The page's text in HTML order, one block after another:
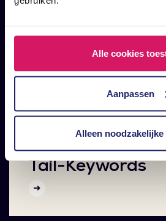
Alle cookies
Aanpassen
Alleen noodzakelijke
Short-Tail- und
Tail-Keywords